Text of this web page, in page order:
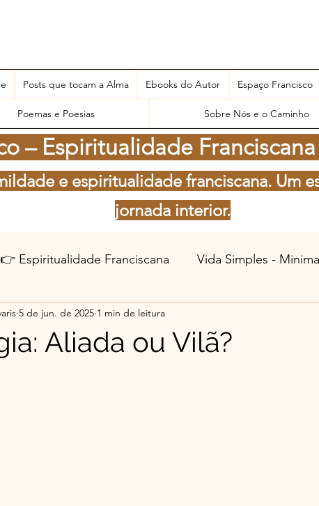
Posts que tocam a Alma Ebooks do Autor Espaço Francisco
Poemas e Poesias Sobre Nós e o Caminho
– Espiritualidade
e espiritualidade franciscana. Um
jornada interior.
👉 Espiritualidade Franciscana Vida Simples -
da Serra do Sul - Histórias
Aliada ou Vilã?
5 de jun. de 2025 1 min de leitura
5 estrelas.